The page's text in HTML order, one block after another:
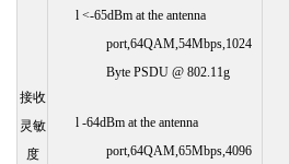
接收
灵敏
度
l<-65dBm at the antenna
port,64QAM,54Mbps,1024
Byte PSDU @ 802.11g
l-64dBm at the antenna
port,64QAM,65Mbps,4096